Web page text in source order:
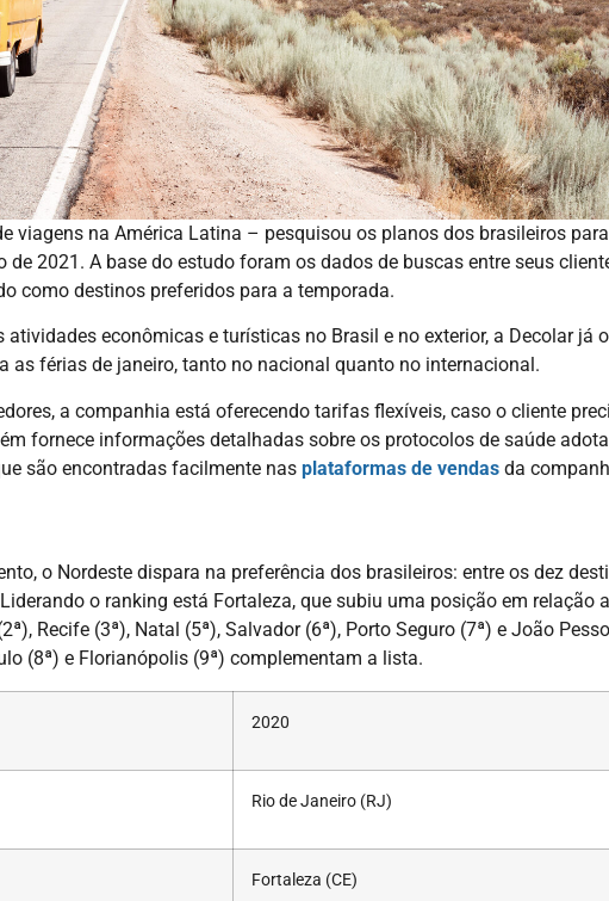
viagens na América Latina – pesquisou os planos dos brasileiros
de 2021. A base do estudo foram os dados de buscas entre seus
como destinos preferidos para a temporada.
atividades econômicas e turísticas no Brasil e no exterior, a Decolar já
as férias de janeiro, tanto no nacional quanto no internacional.
a companhia está oferecendo tarifas flexíveis, caso o cliente
fornece informações detalhadas sobre os protocolos de saúde
são encontradas facilmente nas plataformas de vendas da
o Nordeste dispara na preferência dos brasileiros: entre os dez
o ranking está Fortaleza, que subiu uma posição em relação
Recife (3ª), Natal (5ª), Salvador (6ª), Porto Seguro (7ª) e João
(8ª) e Florianópolis (9ª) complementam a lista.
2020
Rio de Janeiro (RJ)
Fortaleza (CE)